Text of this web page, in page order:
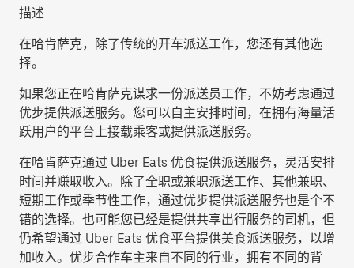
描述
在哈肯萨克，除了传统的开车派送工作，您还有其他选
择。
如果您正在哈肯萨克谋求一份派送员工作，不妨考虑通过
优步提供派送服务。您可以自主安排时间，在拥有海量活
跃用户的平台上接载乘客或提供派送服务。
在哈肯萨克通过 Uber Eats 优食提供派送服务，灵活安排
时间并赚取收入。除了全职或兼职派送工作、其他兼职、
短期工作或季节性工作，通过优步提供派送服务也是个不
错的选择。也可能您已经是提供共享出行服务的司机，但
仍希望通过 Uber Eats 优食平台提供美食派送服务，以增
加收入。优步合作车主来自不同的行业，拥有不同的背